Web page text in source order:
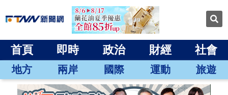
首頁 即時 政治 財經 社會
地方 兩岸 國際 運動 旅遊